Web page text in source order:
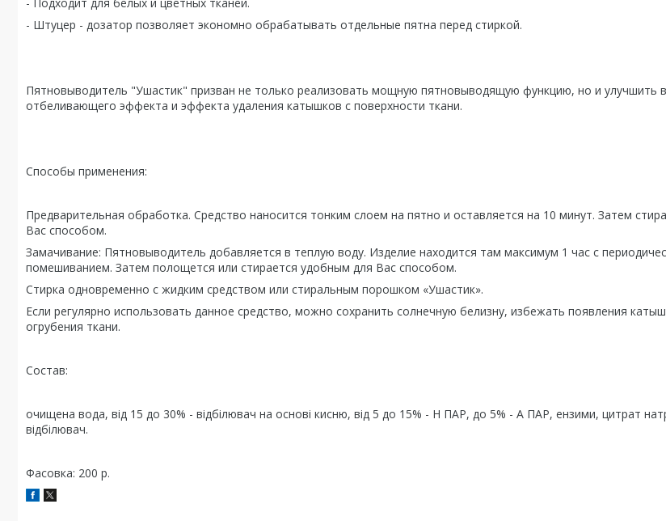
- Штуцер - дозатор позволяет экономно обрабатывать отдельные пятна перед стиркой.
Пятновыводитель "Ушастик" призван не только реализовать мощную пятновыводящую функцию, но и улучшить
отбеливающего эффекта и эффекта удаления катышков с поверхности ткани.
Способы применения:
Предварительная обработка. Средство наносится тонким слоем на пятно и оставляется на 10 минут. Затем
Вас способом.
Замачивание: Пятновыводитель добавляется в теплую воду. Изделие находится там максимум 1 час с
помешиванием. Затем полощется или стирается удобным для Вас способом.
Стирка одновременно с жидким средством или стиральным порошком «Ушастик».
Если регулярно использовать данное средство, можно сохранить солнечную белизну, избежать появления
огрубения ткани.
Состав:
очищена вода, від 15 до 30% - відбілювач на основі кисню, від 5 до 15% - Н ПАР, до 5% - А ПАР, ензими, цитрат
відбілювач.
Фасовка: 200 р.